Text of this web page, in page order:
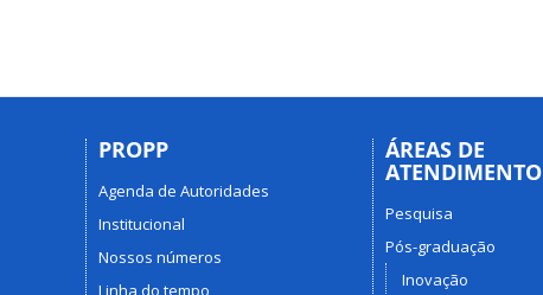
PROPP
Agenda de Autoridades
Institucional
Nossos números
Linha do tempo
ÁREAS DE
ATENDIMENTO
Pesquisa
Pós-graduação
Inovação